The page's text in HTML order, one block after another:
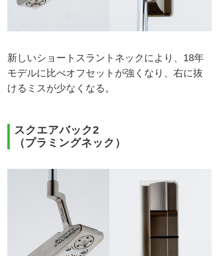
新しいショートスラントネックにより、18年
モデルに比べオフセットが強くなり、右に抜
けるミスが少なくなる。
スクエアバック2
（プラミングネック）